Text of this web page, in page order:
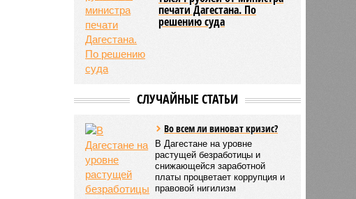
печати Дагестана. По
решению суда
СЛУЧАЙНЫЕ СТАТЬИ
Во всем ли виноват кризис?
В Дагестане на уровне
растущей безработицы и
снижающейся заработной
платы процветает коррупция и
правовой нигилизм